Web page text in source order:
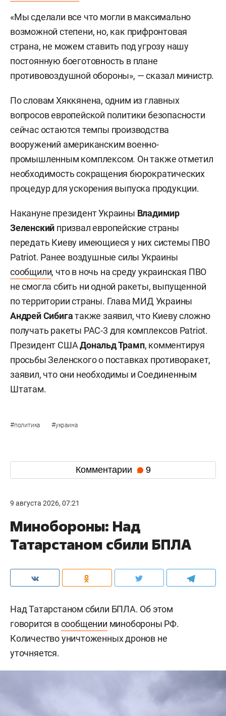
«Мы сделали все что могли в максимально
возможной степени, но, как прифронтовая
страна, не можем ставить под угрозу нашу
постоянную боеготовность в плане
противовоздушной обороны», — сказал министр.
По словам Хяккянена, одним из главных
вопросов европейской политики безопасности
сейчас остаются темпы производства
вооружений американским военно-
промышленным комплексом. Он также отметил
необходимость сокращения бюрократических
процедур для ускорения выпуска продукции.
Накануне президент Украины Владимир
Зеленский призвал европейские страны
передать Киеву имеющиеся у них системы ПВО
Patriot. Ранее воздушные силы Украины
сообщили, что в ночь на среду украинская ПВО
не смогла сбить ни одной ракеты, выпущенной
по территории страны. Глава МИД Украины
Андрей Сибигатакже заявил, что Киеву сложно
получать ракеты PAC-3 для комплексов Patriot.
Президент СШАДональд Трамп, комментируя
просьбы Зеленского о поставках противоракет,
заявил, что они необходимы и Соединенным
Штатам.
#политика #украина
Комментарии 9
9 августа 2026, 07:21
Минобороны: Над
Татарстаном сбили БПЛА
Над Татарстаном сбили БПЛА. Об этом
говорится всообщении минобороны РФ.
Количество уничтоженных дронов не
уточняется.